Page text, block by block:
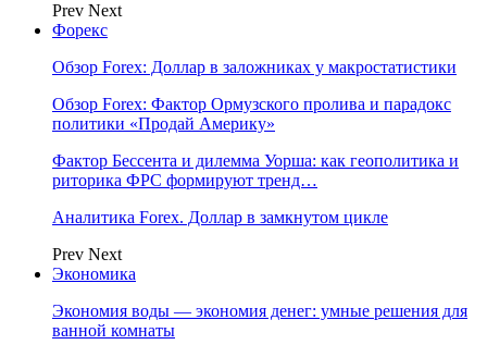
Prev Next
Форекс
Обзор Forex: Доллар в заложниках у макростатистики
Обзор Forex: Фактор Ормузского пролива и парадокс
политики «Продай Америку»
Фактор Бессента и дилемма Уорша: как геополитика и
риторика ФРС формируют тренд…
Аналитика Forex. Доллар в замкнутом цикле
Prev Next
Экономика
Экономия воды — экономия денег: умные решения для
ванной комнаты